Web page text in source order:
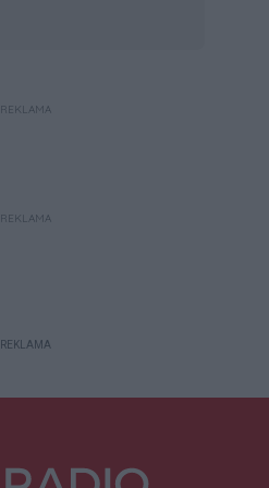
REKLAMA
REKLAMA
REKLAMA